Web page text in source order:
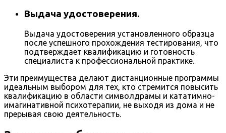
Выдача удостоверения.
Выдача удостоверения установленного образца
после успешного прохождения тестирования, что
подтверждает квалификацию и готовность
специалиста к профессиональной практике.
Эти преимущества делают дистанционные программы
идеальным выбором для тех, кто стремится повысить
квалификацию в области символдрамы и кататимно-
имагинативной психотерапии, не выходя из дома и не
прерывая свою деятельность.